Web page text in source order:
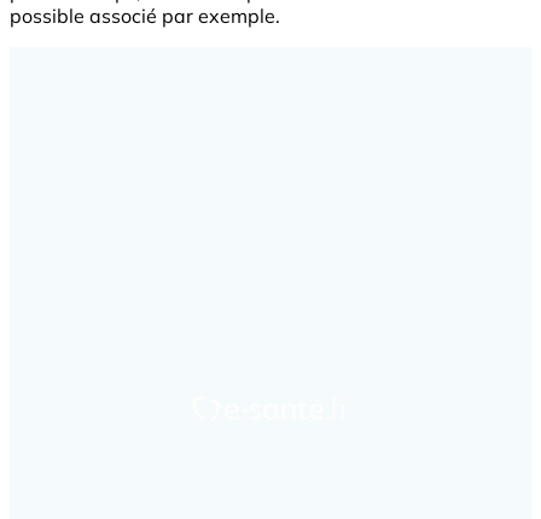
possible associé par exemple.